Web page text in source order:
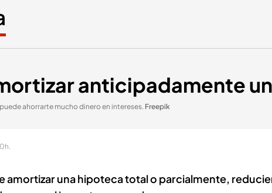
anticipadamente
ahorrarte mucho dinero en intereses. Freepik
amortizar una hipoteca total o parcialmente,